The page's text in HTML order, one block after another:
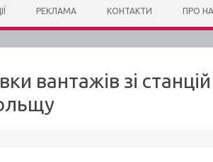
РЕКЛАМА КОНТАКТИ ПРО
вантажів зі